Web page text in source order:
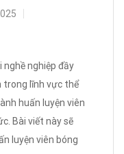
nghề nghiệp đầy
lĩnh vực thể
huấn luyện viên
Bài viết này sẽ
luyện viên bóng